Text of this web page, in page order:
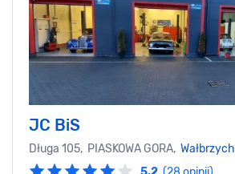
JC BiS
Długa 105, PIASKOWA GORA, Wałbrzych